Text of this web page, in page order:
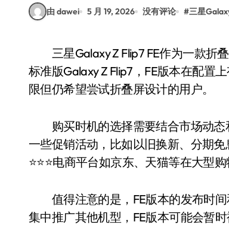
由 dawei 5 月 19, 2026 没有评论 #三星
三星Galaxy Z Flip7 FE作为一款折叠屏手机，其价格和性能的平衡是消费者关注的重点。相比
标准版Galaxy Z Flip7，FE版本在配置
限但仍希望尝试折叠屏设计的用户。
购买时机的选择需要结合市场动态
一些促销活动，比如以旧换新、分期
⭐️⭐️⭐️电商平台如京东、天猫等在大型
值得注意的是，FE版本的发布时间
集中推广其他机型，FE版本可能会暂